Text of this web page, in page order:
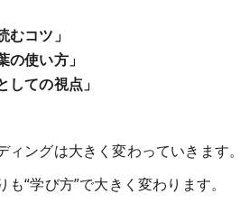
むコツ」
の使い方」
しての視点」
ィングは大きく変わっていきます。
“学び方”で大きく変わります。